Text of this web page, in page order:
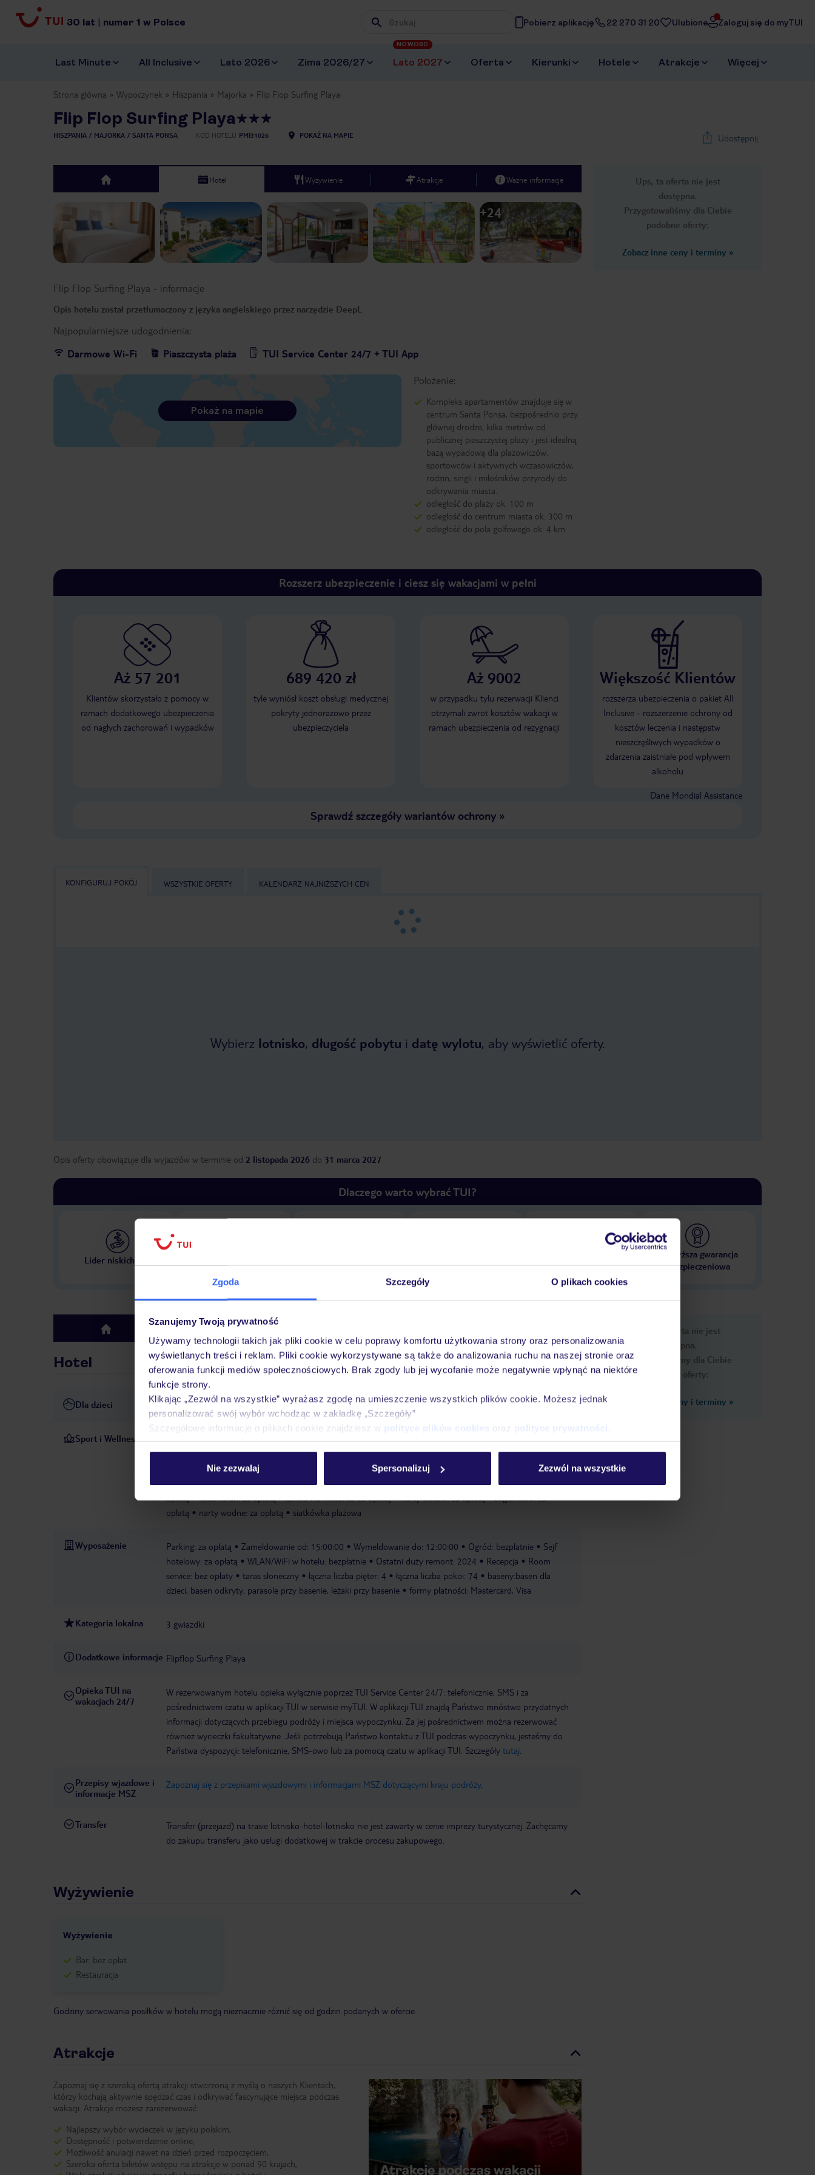
Zgoda Szczegóły O plikach cookies
Szanujemy Twoją prywatność
Używamy technologii takich jak pliki cookie w celu poprawy komfortu użytkowania strony oraz personalizowania
wyświetlanych treści i reklam. Pliki cookie wykorzystywane są także do analizowania ruchu na naszej stronie oraz
oferowania funkcji mediów społecznościowych. Brak zgody lub jej wycofanie może negatywnie wpłynąć na niektóre
funkcje strony.
Klikając „Zezwól na wszystkie” wyrażasz zgodę na umieszczenie wszystkich plików cookie. Możesz jednak
personalizować swój wybór wchodząc w zakładkę „Szczegóły”
Szczegółowe informacje o plikach cookie znajdziesz w polityce plików cookies oraz polityce prywatności
Nie zezwalaj Spersonalizuj Zezwól na wszystkie
30 lat | numer 1 w Polsce Wpisz frazę, której szukasz
Pobierz aplikację 22 270 31 20 Ulubione Zaloguj się do myTUI
Last Minute All Inclusive Lato 2026 Zima 2026/27 Lato 2027
NOWOŚĆ
Oferta Kierunki Hotele Atrakcje Więcej
Strona główna Wypoczynek Hiszpania Majorka Flip Flop Surfing Playa
Flip Flop Surfing Playa
HISZPANIA MAJORKA SANTA PONSA KOD HOTELU PMI31026 POKAŻ NA MAPIE Udostępnij
Ups, ta oferta nie jest
dostępna.
Przygotowaliśmy dla Ciebie
podobne oferty:
Zobacz inne ceny i terminy »
top Hotel Wyżywienie Atrakcje Ważne informacje
Next slide
1/30
+24
Flip Flop Surfing Playa - informacje
Opis hotelu został przetłumaczony z języka angielskiego przez narzędzie DeepL
Najpopularniejsze udogodnienia:
Darmowe Wi-Fi
Piaszczysta plaża TUI Service Center 24/7 + TUI App
Położenie:
Kompleks apartamentów znajduje się w
centrum Santa Ponsa, bezpośrednio przy
głównej drodze, kilka metrów od
publicznej piaszczystej plaży i jest idealną
bazą wypadową dla plażowiczów,
sportowców i aktywnych wczasowiczów,
rodzin, singli i miłośników przyrody do
odkrywania miasta.
odległość do plaży ok. 100 m
odległość do centrum miasta ok. 300 m
odległość do pola golfowego ok. 4 km
Pokaż na mapie
Rozszerz ubezpieczenie i ciesz się wakacjami w pełni
Aż 57 201
Klientów skorzystało z pomocy w
ramach dodatkowego ubezpieczenia
od nagłych zachorowań i wypadków
689 420 zł
tyle wyniósł koszt obsługi medycznej
pokryty jednorazowo przez
ubezpieczyciela
Aż 9002
w przypadku tylu rezerwacji Klienci
otrzymali zwrot kosztów wakacji w
ramach ubezpieczenia od rezygnacji
Większość Klientów
rozszerza ubezpieczenia o pakiet All
Inclusive - rozszerzenie ochrony od
kosztów leczenia i następstw
nieszczęśliwych wypadków o
zdarzenia zaistniałe pod wpływem
alkoholu
Dane Mondial Assistance
Sprawdź szczegóły wariantów ochrony»
KONFIGURUJ POKÓJ WSZYSTKIE OFERTY KALENDARZ NAJNIŻSZYCH CEN
Wybierz lotnisko, długość pobytu i datę wylotu, aby wyświetlić oferty.
Opis oferty obowiązuje dla wyjazdów w terminie od 2 listopada 2026 do 31 marca 2027
Dlaczego warto wybrać TUI?
Lider niskich cen
w Polsce
wakacjach 24/7
10 000 hoteli w ponad 50
krajach
Najwyższa gwarancja
ubezpieczeniowa
top Hotel
Hotel
Dla dzieci Basen dla dzieci
Sport i Wellness
Odkryty basen oferuje orzeźwiającą kąpiel. Na tarasie słonecznym dostępne są leżaki i parasole. Goście mogą
aktywnie spędzać czas grając w siatkówkę plażową. Za dodatkową opłatą Goście mogą uprawiać aerobik w
wodzie, jazdę na nartach wodnych i skuterach wodnych, pływanie na bananie, kajakarstwo, żeglarstwo,
żeglowanie katamaranem, kajakarstwo i nurkowanie.
pływanie na bananie: za opłatą
kajakarstwo: za
opłatą
katamaran: za opłatą szkoła nurkowania: za opłatą narty wodne: za opłatą
żeglarstwo: za
opłatą
narty wodne: za opłatą siatkówka plażowa
Wyposażenie Parking: za opłatą Zameldowanie od: 15:00:00 Wymeldowanie do: 12:00:00 Ogród: bezpłatnie
Sejf
hotelowy: za opłatą
WLAN/WiFi w hotelu: bezpłatnie Ostatni duży remont: 2024 Recepcja
Room
service: bez opłaty
taras słoneczny łączna liczba pięter: 4 łączna liczba pokoi: 74
baseny:basen dla
dzieci, basen odkryty, parasole przy basenie, leżaki przy basenie
formy płatności: Mastercard, Visa
Kategoria lokalna 3 gwiazdki
Dodatkowe informacje Flipflop Surfing Playa
Opieka TUI na
wakacjach 24/7
W rezerwowanym hotelu opieka wyłącznie poprzez TUI Service Center 24/7: telefonicznie, SMS i za
pośrednictwem czatu w aplikacji TUI w serwisie myTUI. W aplikacji TUI znajdą Państwo mnóstwo przydatnych
informacji dotyczących przebiegu podróży i miejsca wypoczynku. Za jej pośrednictwem można rezerwować
również wycieczki fakultatywne. Jeśli potrzebują Państwo kontaktu z TUI podczas wypoczynku, jesteśmy do
Państwa dyspozycji: telefonicznie, SMS-owo lub za pomocą czatu w aplikacji TUI. Szczegóły tutaj
Przepisy wjazdowe i
informacje MSZ
Zapoznaj się z przepisami wjazdowymi i informacjami MSZ dotyczącymi kraju podróży.
Transfer
Transfer (przejazd) na trasie lotnisko-hotel-lotnisko nie jest zawarty w cenie imprezy turystycznej. Zachęcamy
do zakupu transferu jako usługi dodatkowej w trakcie procesu zakupowego.
Wyżywienie
Wyżywienie
Bar: bez opłat
Restauracja
Godziny serwowania posiłków w hotelu mogą nieznacznie różnić się od godzin podanych w ofercie.
Atrakcje
Zapoznaj się z szeroką ofertą atrakcji stworzoną z myślą o naszych Klientach,
którzy kochają aktywnie spędzać czas i odkrywać fascynujące miejsca podczas
wakacji. Atrakcje możesz zarezerwować:
Najlepszy wybór wycieczek w języku polskim,
Dostępność i potwierdzenie online,
Możliwość anulacji nawet na dzień przed rozpoczęciem,
Szeroka oferta biletów wstępu na atrakcje w ponad 90 krajach,
Ups, ta oferta nie jest
dostępna.
Przygotowaliśmy dla Ciebie
podobne oferty:
Zobacz inne ceny i terminy »